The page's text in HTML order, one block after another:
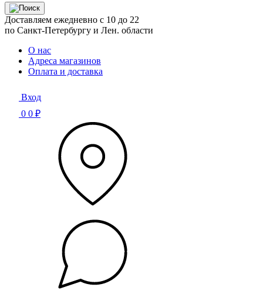
Доставляем ежедневно с 10 до 22
по Санкт-Петербургу и Лен. области
О нас
Адреса магазинов
Оплата и доставка
Вход
0 0 ₽